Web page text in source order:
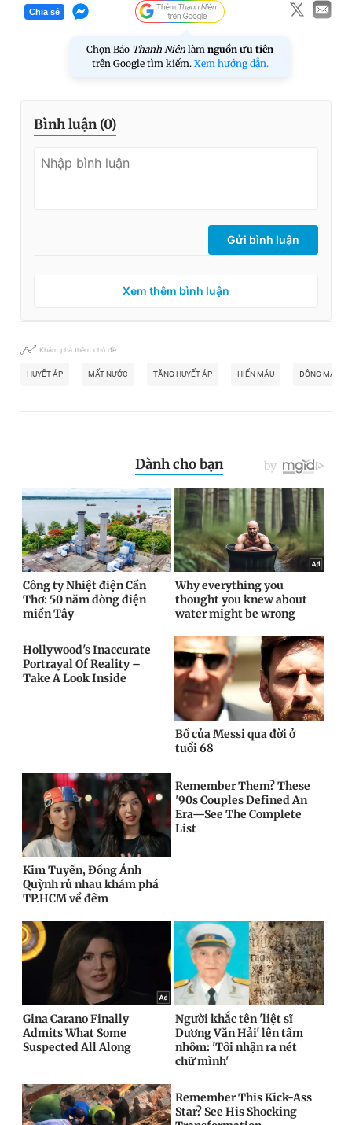
Chia sẻ
Chọn Báo Thanh Niên làm nguồn ưu tiên
trên Google tìm kiếm. Xem hướng dẫn.
Bình luận (0)
Gửi bình luận
Xem thêm bình luận
Khám phá thêm chủ đề
HUYẾT ÁP MẤT NƯỚC TĂNG HUYẾT ÁP HIẾN MÁU ĐỘNG MẠCH